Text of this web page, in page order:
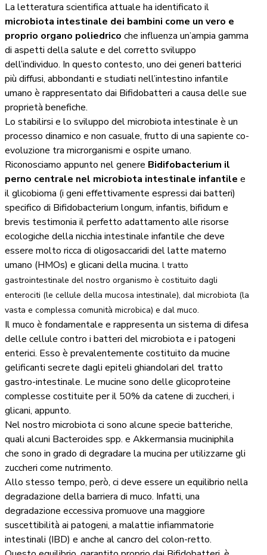
La letteratura scientifica attuale ha identificato il
microbiota intestinale dei bambini come un vero e
proprio organo poliedrico che influenza un’ampia gamma
di aspetti della salute e del corretto sviluppo
dell’individuo. In questo contesto, uno dei generi batterici
più diffusi, abbondanti e studiati nell’intestino infantile
umano è rappresentato dai Bifidobatteri a causa delle sue
proprietà benefiche.
Lo stabilirsi e lo sviluppo del microbiota intestinale è un
processo dinamico e non casuale, frutto di una sapiente co-
evoluzione tra microrganismi e ospite umano.
Riconosciamo appunto nel genere Bidifobacterium il
perno centrale nel microbiota intestinale infantile e
il glicobioma (i geni effettivamente espressi dai batteri)
specifico di Bifidobacterium longum, infantis, bifidum e
brevis testimonia il perfetto adattamento alle risorse
ecologiche della nicchia intestinale infantile che deve
essere molto ricca di oligosaccaridi del latte materno
umano (HMOs) e glicani della mucina. l tratto
gastrointestinale del nostro organismo è costituito dagli
enterociti (le cellule della mucosa intestinale), dal microbiota (la
vasta e complessa comunità microbica) e dal muco.
Il muco è fondamentale e rappresenta un sistema di difesa
delle cellule contro i batteri del microbiota e i patogeni
enterici. Esso è prevalentemente costituito da mucine
gelificanti secrete dagli epiteli ghiandolari del tratto
gastro-intestinale. Le mucine sono delle glicoproteine
complesse costituite per il 50% da catene di zuccheri, i
glicani, appunto.
Nel nostro microbiota ci sono alcune specie batteriche,
quali alcuni Bacteroides spp. e Akkermansia muciniphila
che sono in grado di degradare la mucina per utilizzarne gli
zuccheri come nutrimento.
Allo stesso tempo, però, ci deve essere un equilibrio nella
degradazione della barriera di muco. Infatti, una
degradazione eccessiva promuove una maggiore
suscettibilità ai patogeni, a malattie infiammatorie
intestinali (IBD) e anche al cancro del colon-retto.